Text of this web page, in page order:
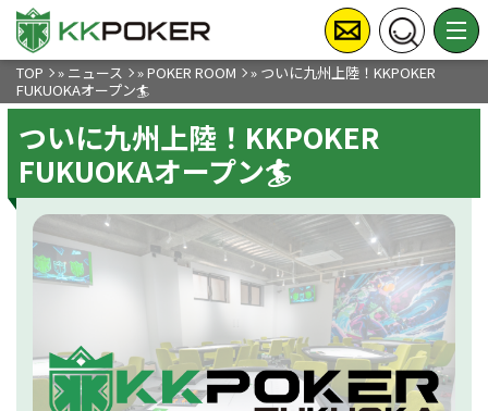
TOP » ニュース »POKER ROOM » ついに九州上陸！KKPOKER
FUKUOKAオープン🏄
ついに九州上陸！KKPOKER
FUKUOKAオープン🏄